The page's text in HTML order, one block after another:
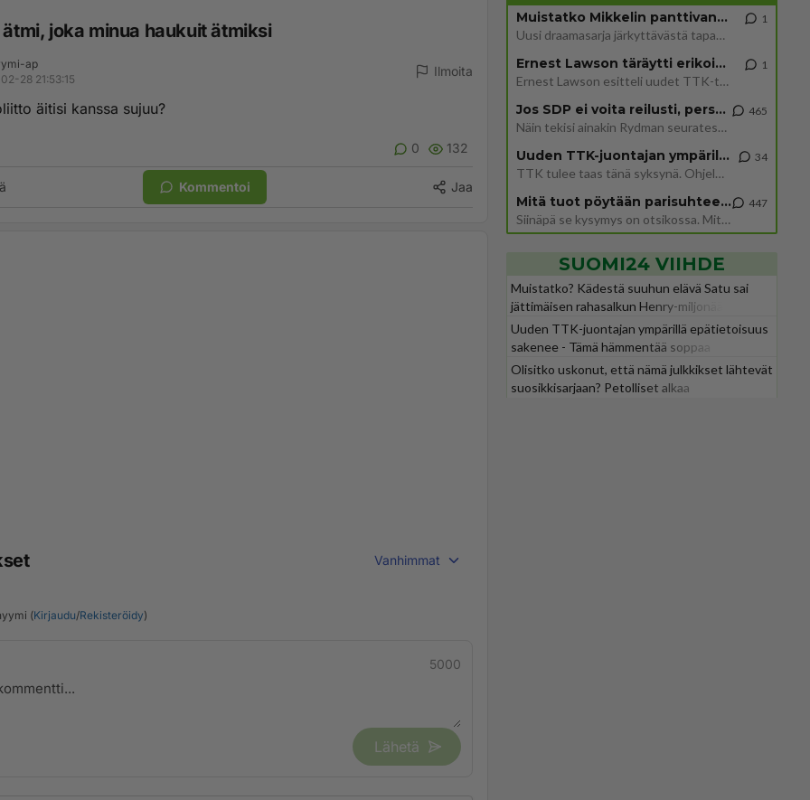
ätmi, joka minua haukuit ätmiksi
ap
28 21:53:15
Ilmoita
äitisi kanssa sujuu?
0 132
Kommentoi Jaa
Vanhimmat
(Kirjaudu/Rekisteröidy)
5000
Lähetä
Muistatko Mikkelin panttivankidraaman?
Uusi draamasarja järkyttävästä tapauksesta on tulossa. Tositapahtumiin perustuva sarja ammentaa vuoden 1986 Mikkelin pan
1
Ernest Lawson täräytti erikoisen heiton TTK-lehdistötilaisuudessa: " Onko tässä tarkoituksena...?"
Ernest Lawson esitteli uudet TTK-tähtioppilaat ja opettajat torstaina 6.8. lehdistölle. Tulevalla kaudella on yksi hausk
1
Jos SDP ei voita reilusti, persut kumoavat demokratian Suomesta
Näin tekisi ainakin Rydman seuratessaan idolinsa Trumpin mallia https://www.is.fi/politiikka/art-2000012187244.html
465
Uuden TTK-juontajan ympärillä epätietoisuus sakenee - Nyt MTV hämmentää soppaa
TTK tulee taas tänä syksynä. Ohjelman uudet tähtioppilaat julkistetaan torstaina 6. elokuuta klo 14 alkavassa lehdistö
34
Mitä tuot pöytään parisuhteessa?
Siinäpä se kysymys on otsikossa. Mitäpä siis tuot/toisit pöytään parisuhteessa? Oletko mies vai nainen? Koetko sen mitä
447
SUOMI24 VIIHDE
Muistatko? Kädestä suuhun elävä Satu sai
jättimäisen rahasalkun Henry-miljonääriltä
Uuden TTK-juontajan ympärillä epätietoisuus
sakenee - Tämä hämmentää soppaa
Olisitko uskonut, että nämä julkkikset lähtevät
suosikkisarjaan? Petolliset alkaa